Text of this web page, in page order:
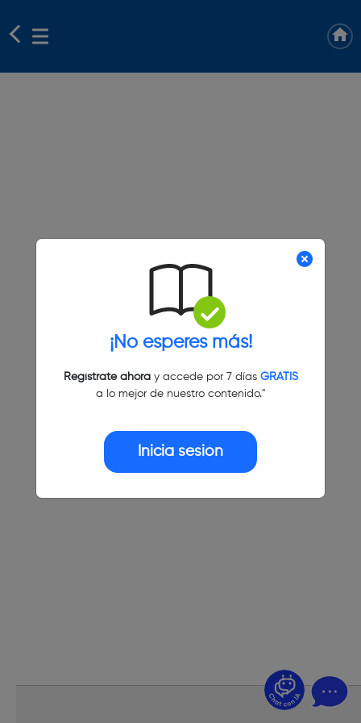
¡No esperes más!
Regístrate ahoray accede por 7 días GRATIS
a lo mejor de nuestro contenido."
Inicia sesión